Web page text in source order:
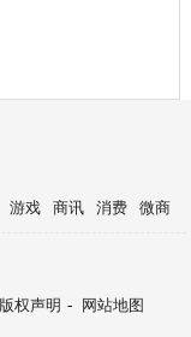
游戏 商讯 消费 微商
版权声明 -
网站地图